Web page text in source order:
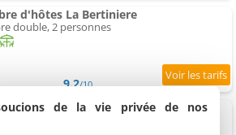
d'hôtes La Bertiniere
double, 2 personnes
9.2/10
d'hôtes Le Petit Anzan
de la vie privée de nos